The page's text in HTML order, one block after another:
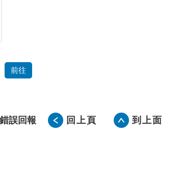
前往
誤回報 回上頁 到上面